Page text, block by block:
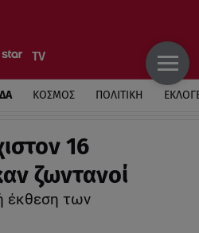
ΚΟΣΜΟΣ ΠΟΛΙΤΙΚΗ
16
ζωντανοί
έκθεση των